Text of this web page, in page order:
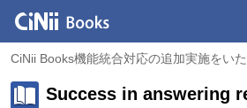
CiNii Books機能統合対応の追加実施をい
Success in answering